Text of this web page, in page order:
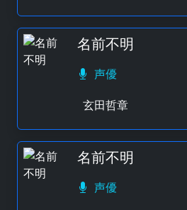
名前不明
声優
玄田哲章
名前不明
声優